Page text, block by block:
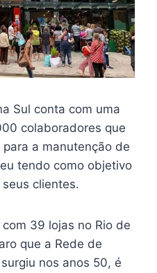
Sul conta com uma
colaboradores que
a manutenção de
tendo como objetivo
clientes.
39 lojas no Rio de
que a Rede de
nos anos 50, é